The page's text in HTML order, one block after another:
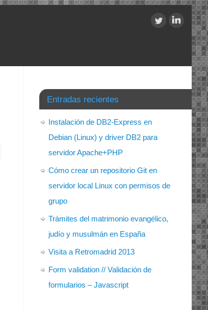
Entradas recientes
Instalación de DB2-Express en
Debian (Linux) y driver DB2 para
servidor Apache+PHP
Cómo crear un repositorio Git en
servidor local Linux con permisos de
grupo
Trámites del matrimonio evangélico,
judío y musulmán en España
Visita a Retromadrid 2013
Form validation // Validación de
formularios – Javascript